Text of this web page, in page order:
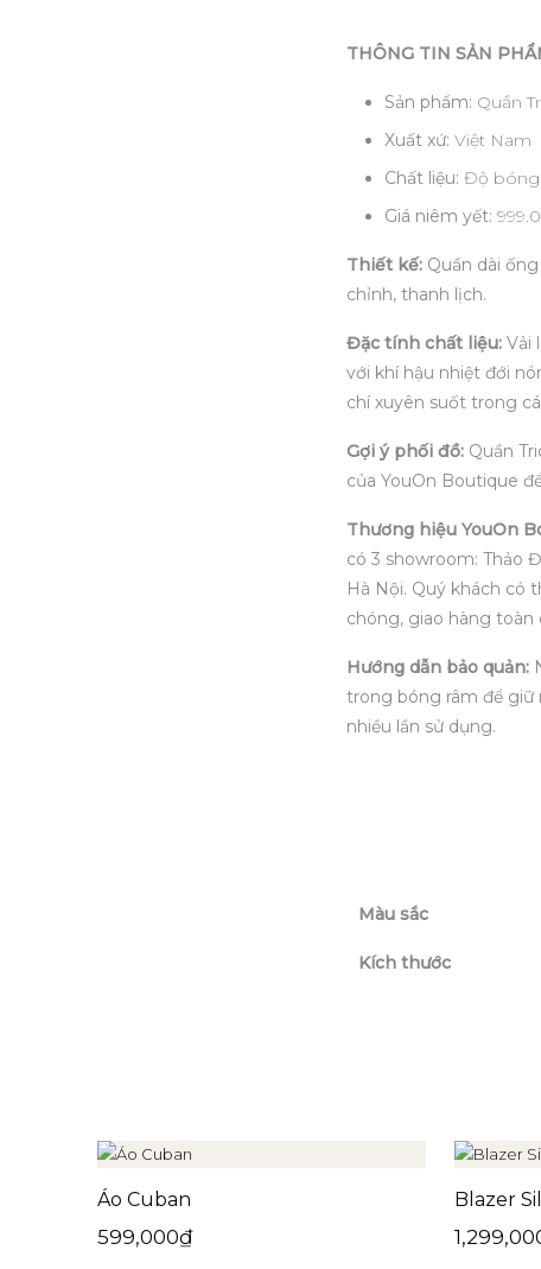
THÔNG TIN SẢN
Sản phẩm: Quần
Xuất xứ: Việt Nam
Chất liệu: Độ bóng
Giá niêm yết:
Thiết kế: Quần dài
chỉnh, thanh lịch.
Đặc tính chất liệu: Vải
với khí hậu nhiệt đới
chí xuyên suốt trong
Gợi ý phối đồ: Quần
của YouOn Boutique
Thương hiệu YouOn
có 3 showroom: Thảo
Hà Nội. Quý khách có
chóng, giao hàng
Hướng dẫn bảo quản:
trong bóng râm để giữ
nhiều lần sử dụng.
Màu sắc
Kích thước
Áo Cuban
599,000₫
Blazer